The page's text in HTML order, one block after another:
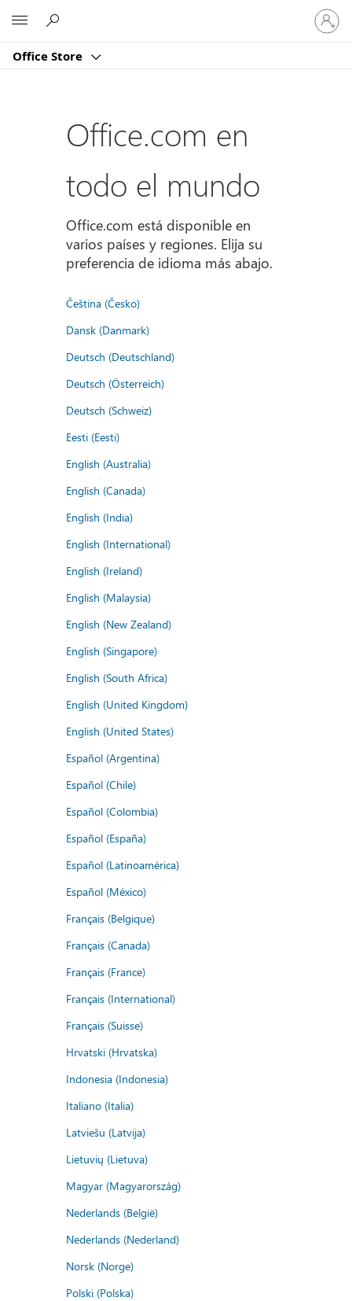
Office Store
Iniciar
sesión
en
cuenta
Office.com en
todo el mundo
Office.com está disponible en
varios países y regiones. Elija su
preferencia de idioma más abajo.
Čeština (Česko)
Dansk (Danmark)
Deutsch (Deutschland)
Deutsch (Österreich)
Deutsch (Schweiz)
Eesti (Eesti)
English (Australia)
English (Canada)
English (India)
English (International)
English (Ireland)
English (Malaysia)
English (New Zealand)
English (Singapore)
English (South Africa)
English (United Kingdom)
English (United States)
Español (Argentina)
Español (Chile)
Español (Colombia)
Español (España)
Español (Latinoamérica)
Español (México)
Français (Belgique)
Français (Canada)
Français (France)
Français (International)
Français (Suisse)
Hrvatski (Hrvatska)
Indonesia (Indonesia)
Italiano (Italia)
Latviešu (Latvija)
Lietuvių (Lietuva)
Magyar (Magyarország)
Nederlands (België)
Nederlands (Nederland)
Norsk (Norge)
Polski (Polska)